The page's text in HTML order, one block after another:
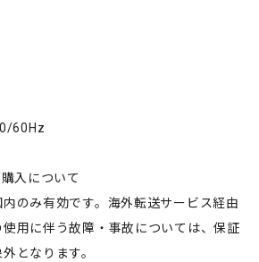
60Hz
入について
のみ有効です。海外転送サービス経由
用に伴う故障・事故については、保証
となります。